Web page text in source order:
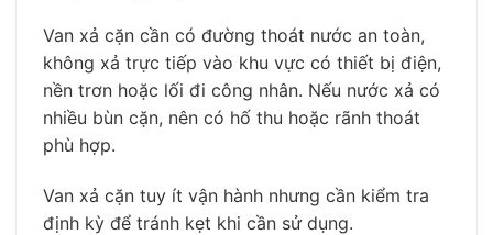
Van xả cặn cần có đường thoát nước an toàn,
không xả trực tiếp vào khu vực có thiết bị điện,
nền trơn hoặc lối đi công nhân. Nếu nước xả có
nhiều bùn cặn, nên có hố thu hoặc rãnh thoát
phù hợp.
Van xả cặn tuy ít vận hành nhưng cần kiểm tra
định kỳ để tránh kẹt khi cần sử dụng.